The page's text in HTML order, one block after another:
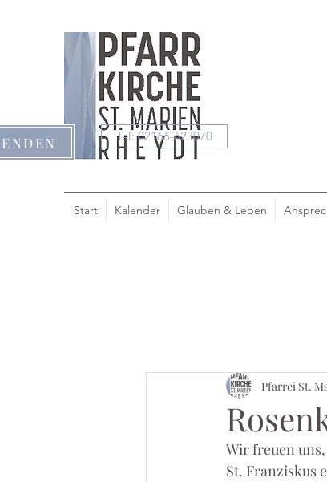
Tel: 02166-623070
Start Kalender Glauben & Leben
Pfarrei St.
Wir freuen
St. Franziskus